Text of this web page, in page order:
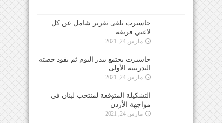
جاسبرت تلقى تقرير شامل عن كل
لاعبي فريقه
مارس 24, 2021
جاسبرت يجتمع ببدر اليوم ثم يقود حصته
التدريبية الأولى
مارس 24, 2021
التشكيلة المتوقعة لمنتخب لبنان في
مواجهة الأردن
مارس 24, 2021